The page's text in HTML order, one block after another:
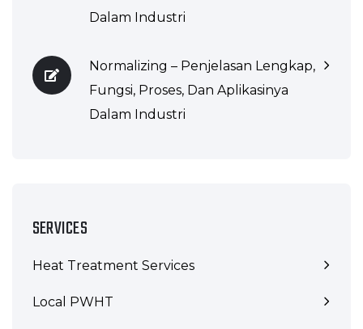
Dalam Industri
Normalizing – Penjelasan Lengkap,
Fungsi, Proses, Dan Aplikasinya
Dalam Industri
SERVICES
Heat Treatment Services
Local PWHT